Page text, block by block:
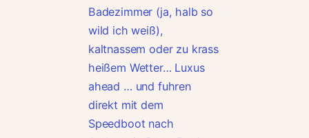
Badezimmer (ja, halb so
wild ich weiß),
kaltnassem oder zu krass
heißem Wetter… Luxus
ahead … und fuhren
direkt mit dem
Speedboot nach